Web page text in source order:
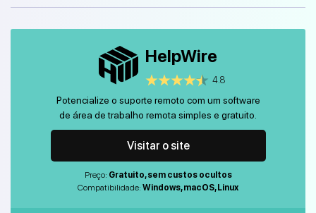
HelpWire
4.8
Potencialize o suporte remoto com um software
de área de trabalho remota simples e gratuito.
Visitar o site
Preço: Gratuito, sem custos ocultos
Compatibilidade: Windows, macOS, Linux